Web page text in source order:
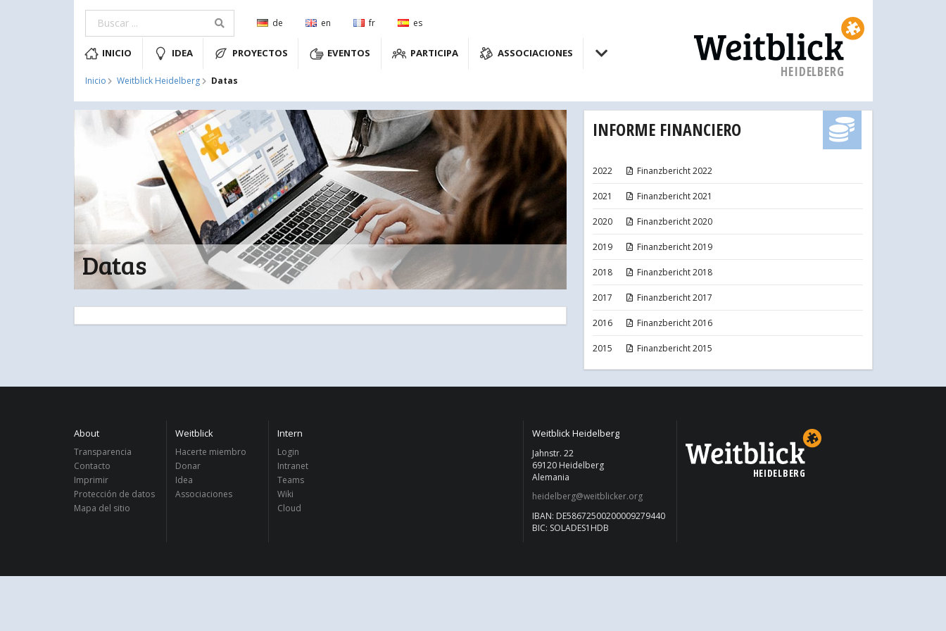
de en fr es
INICIO IDEA PROYECTOS EVENTOS PARTICIPA ASSOCIACIONES
Inicio Weitblick Heidelberg Datas
HEIDELBERG
Datas
INFORME FINANCIERO
2022 Finanzbericht 2022
2021 Finanzbericht 2021
2020 Finanzbericht 2020
2019 Finanzbericht 2019
2018 Finanzbericht 2018
2017 Finanzbericht 2017
2016 Finanzbericht 2016
2015 Finanzbericht 2015
About
Transparencia
Contacto
Imprimir
Protección de datos
Mapa del sitio
Weitblick
Hacerte miembro
Donar
Idea
Associaciones
Intern
Login
Intranet
Teams
Wiki
Cloud
Weitblick Heidelberg
Jahnstr. 22
69120 Heidelberg
Alemania
heidelberg@weitblicker.org
IBAN: DE58672500200009279440
BIC: SOLADES1HDB
HEIDELBERG